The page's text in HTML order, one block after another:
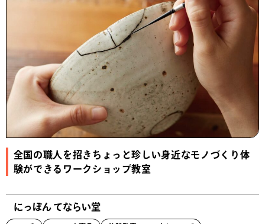
全国の職人を招きちょっと珍しい身近なモノづくり体
験ができるワークショップ教室
にっぽん てならい堂